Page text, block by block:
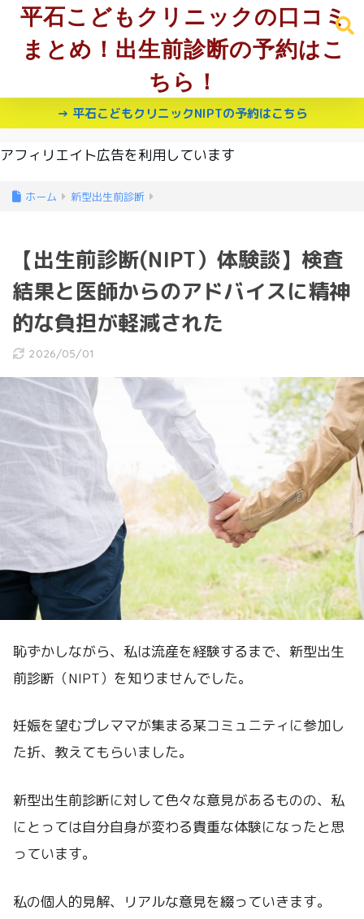
平石こどもクリニックの口コミ
まとめ！出生前診断の予約はこ
ちら！
→ 平石こどもクリニックNIPTの予約はこちら
アフィリエイト広告を利用しています
ホーム 新型出生前診断
【出生前診断(NIPT）体験談】検査
結果と医師からのアドバイスに精神
的な負担が軽減された
2026/05/01
恥ずかしながら、私は流産を経験するまで、新型出生
前診断（NIPT）を知りませんでした。
妊娠を望むプレママが集まる某コミュニティに参加し
た折、教えてもらいました。
新型出生前診断に対して色々な意見があるものの、私
にとっては自分自身が変わる貴重な体験になったと思
っています。
私の個人的見解、リアルな意見を綴っていきます。